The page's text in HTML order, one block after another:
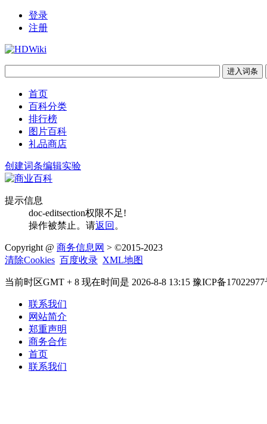
登录
注册
首页
百科分类
排行榜
图片百科
礼品商店
创建词条编辑实验
提示信息
doc-editsection权限不足!
操作被禁止。请返回 。
Copyright @ 商务信息网 > ©2015-2023
清除Cookies 百度收录 XML地图
当前时区GMT + 8 现在时间是 2026-8-8 13:15 豫ICP备17022977
联系我们
网站简介
郑重声明
商务合作
首页
联系我们